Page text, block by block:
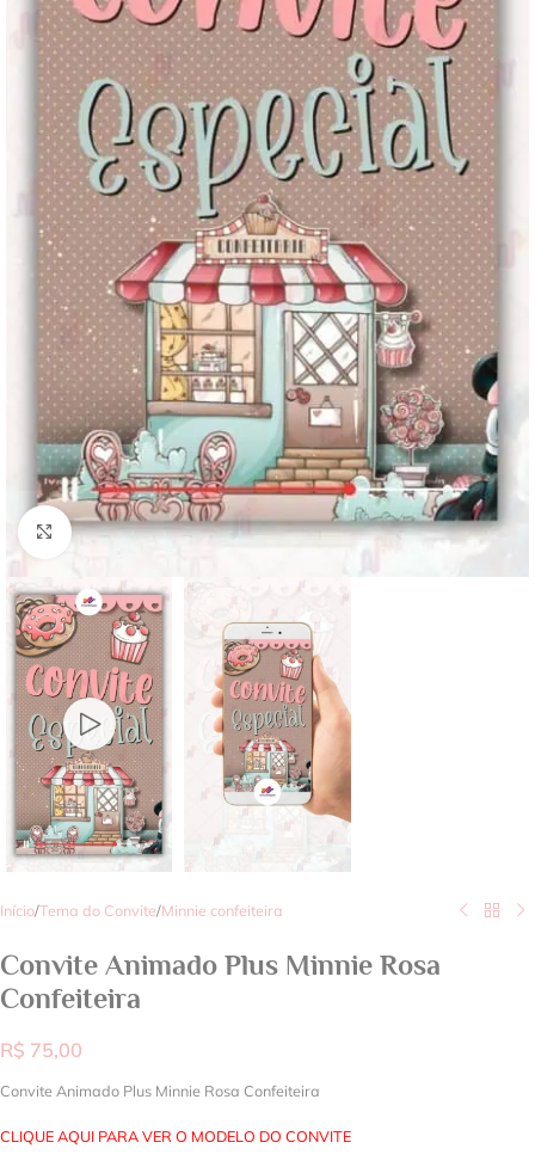
Clique para ampliar
Início/Tema do Convite/Minnie confeiteira
Convite Animado Plus Minnie Rosa
Confeiteira
R$ 75,00
Convite Animado Plus Minnie Rosa Confeiteira
CLIQUE AQUI PARA VER O MODELO DO CONVITE